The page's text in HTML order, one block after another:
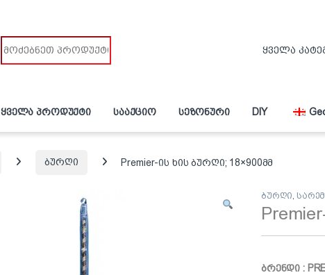
ყველა პროდუქტი სააქციო სეზონური DIY
ბურღი Premier-ის ხის ბურღი; 18×900მმ
ბურღი,
ბრენდი :